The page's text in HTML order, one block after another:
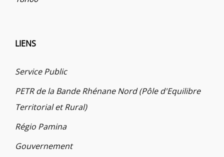
LIENS
Service Public
PETR de la Bande Rhénane Nord (Pôle d'Equilibre
Territorial et Rural)
Régio Pamina
Gouvernement